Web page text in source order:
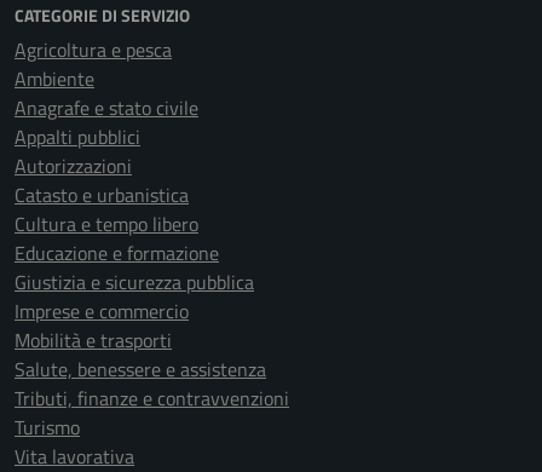
CATEGORIE DI SERVIZIO
Agricoltura e pesca
Ambiente
Anagrafe e stato civile
Appalti pubblici
Autorizzazioni
Catasto e urbanistica
Cultura e tempo libero
Educazione e formazione
Giustizia e sicurezza pubblica
Imprese e commercio
Mobilità e trasporti
Salute, benessere e assistenza
Tributi, finanze e contravvenzioni
Turismo
Vita lavorativa